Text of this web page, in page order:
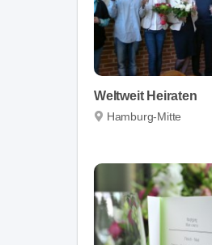
Weltweit Heiraten
Hamburg-Mitte